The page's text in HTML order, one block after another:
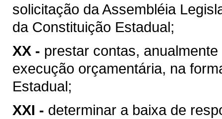
solicitação da Assembléia
da Constituição Estadual;
XX - prestar contas,
execução orçamentária, na
Estadual;
XXI - determinar a baixa de